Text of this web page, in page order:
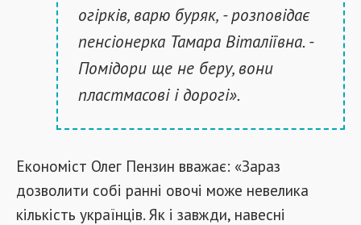
огірків, варю буряк, - розповідає
пенсіонерка Тамара Віталіївна. -
Помідори ще не беру, вони
пластмасові і дорогі».
Економіст Олег Пензин вважає: «Зараз
дозволити собі ранні овочі може невелика
кількість українців. Як і завжди, навесні